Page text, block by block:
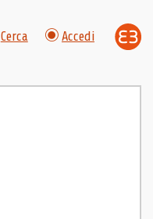
Cerca Accedi